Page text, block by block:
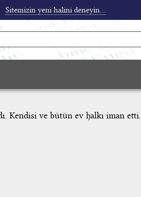
Sitemizin yeni halini deneyin...
Kendisi ve bütün ev halkı iman etti.